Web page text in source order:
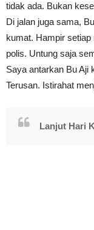
tidak ada. Bukan
Di jalan juga sama,
kumat. Hampir setiap
polis. Untung saja
Saya antarkan Bu Aji
Terusan. Istirahat
Lanjut Hari